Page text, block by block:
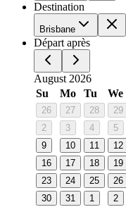
Destination
Brisbane
Départ après
August 2026
Su
Mo Tu We
26 27 28 29
2
3 4 5
9
10 11 12
16
17 18 19
23
24 25 26
30
31 1 2